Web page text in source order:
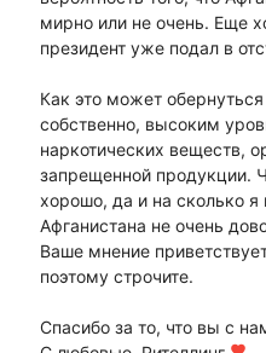
мирно или не очень. Еще
президент уже подал в
Как это может
собственно, высоким
наркотических веществ,
запрещенной продукции.
хорошо, да и на сколько
Афганистана не очень
Ваше мнение
поэтому строчите.
Спасибо за то, что вы с